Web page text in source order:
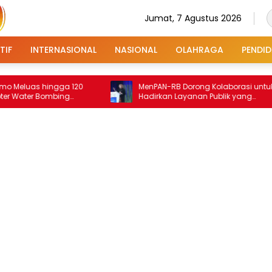
Jumat, 7 Agustus 2026
INTERNASIONAL NASIONAL OLAHRAGA
hingga 120
Bombing
MenPAN-RB Dorong Kolaborasi untuk
Hadirkan Layanan Publik yang
Terintegrasi dan Inklusif